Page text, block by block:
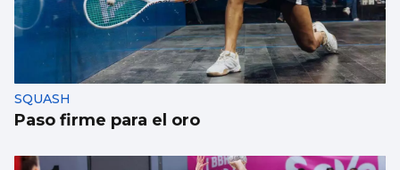
SQUASH
Paso firme para el oro